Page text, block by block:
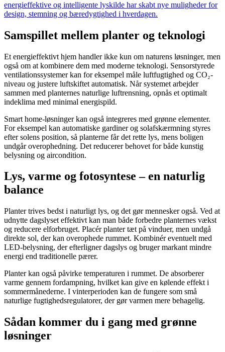
energieffektive og intelligente lyskilde har skabt nye muligheder for
design, stemning og bæredygtighed i hverdagen.
Samspillet mellem planter og teknologi
Et energieffektivt hjem handler ikke kun om naturens løsninger, men
også om at kombinere dem med moderne teknologi. Sensorstyrede
ventilationssystemer kan for eksempel måle luftfugtighed og CO₂-
niveau og justere luftskiftet automatisk. Når systemet arbejder
sammen med planternes naturlige luftrensning, opnås et optimalt
indeklima med minimal energispild.
Smart home-løsninger kan også integreres med grønne elementer.
For eksempel kan automatiske gardiner og solafskærmning styres
efter solens position, så planterne får det rette lys, mens boligen
undgår overophedning. Det reducerer behovet for både kunstig
belysning og aircondition.
Lys, varme og fotosyntese – en naturlig
balance
Planter trives bedst i naturligt lys, og det gør mennesker også. Ved at
udnytte dagslyset effektivt kan man både forbedre planternes vækst
og reducere elforbruget. Placér planter tæt på vinduer, men undgå
direkte sol, der kan overophede rummet. Kombinér eventuelt med
LED-belysning, der efterligner dagslys og bruger markant mindre
energi end traditionelle pærer.
Planter kan også påvirke temperaturen i rummet. De absorberer
varme gennem fordampning, hvilket kan give en kølende effekt i
sommermånederne. I vinterperioden kan de fungere som små
naturlige fugtighedsregulatorer, der gør varmen mere behagelig.
Sådan kommer du i gang med grønne
løsninger